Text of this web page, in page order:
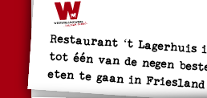
Restaurant ‘t Lagerhuis is uitgeroepen tot één van de negen beste plekken om uit eten te gaan in Friesland